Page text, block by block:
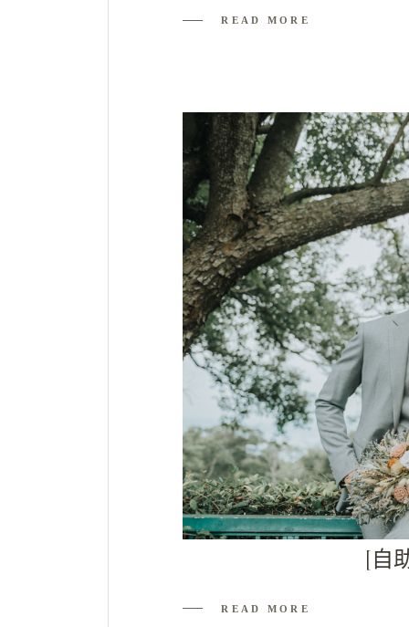
READ MORE
[自
READ MORE